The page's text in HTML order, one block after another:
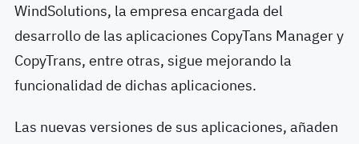
WindSolutions, la empresa encargada del
desarrollo de las aplicaciones CopyTans Manager y
CopyTrans, entre otras, sigue mejorando la
funcionalidad de dichas aplicaciones.
Las nuevas versiones de sus aplicaciones, añaden